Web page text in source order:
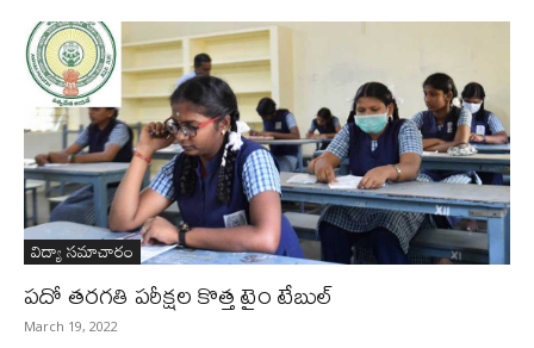
విద్యా సమాచారం
పదో తరగతి పరీక్షల కొత్త టైం టేబుల్‌
March 19, 2022